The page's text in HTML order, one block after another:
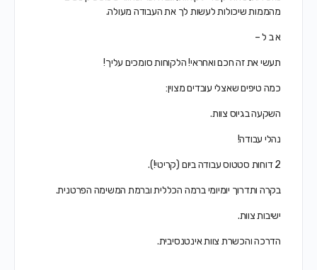
מהממות שיכולות לעשות לך את העבודה מעולה.
א ב ל –
תעשי את זה חכם ואחראי! הלקוחות סומכים עליך!
כמה טיפים שאצלי עובדים מצוין:
השקעה בגיוס צוות.
נהלי עבודה!
2 דוחות סטטוס עבודה ביום (קריטי!).
בקרה ותדרוך יומיומי ברמה הכללית וברמת המשימה הפרטנית.
ישיבות צוות.
הדרכה והכשרת צוות אינטנסיבית.